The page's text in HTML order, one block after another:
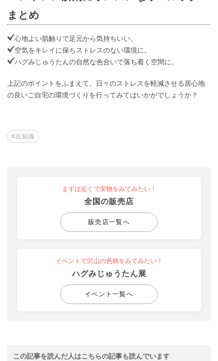
まとめ
心地よい肌触りで足元から気持ちいい。
空気をキレイに保ちストレスのない環境に。
ハグみじゅうたんの自然な色合いで落ち着く空間に。
上記のポイントをふまえて、日々のストレスを軽減させる居心地
の良いご自宅の環境づくりを行ってみてはいかがでしょうか？
#豆知識
まずは近くで実物をみてみたい！
全国の販売店
販売店一覧へ
イベントで沢山の色柄をみてみたい！
ハグみじゅうたん展
イベント一覧へ
この記事を読んだ人はこちらの記事も読んでいます